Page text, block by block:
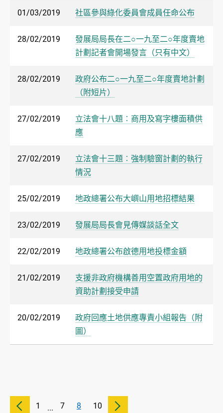
01/03/2019 社區參與綠化委員會成員任命公布
28/02/2019
發展局局長在二○一九至二○年度賣地
計劃記者會開場發言（只有中文）
28/02/2019
政府公布二○一九至二○年度賣地計劃
（附短片）
27/02/2019
立法會十八題︰商用及寫字樓面積供
應
27/02/2019
立法會十三題︰強制驗窗計劃的執行
情況
25/02/2019 地政總署公布大嶼山用地招標結果
23/02/2019 發展局局長會見傳媒談話全文
22/02/2019 地政總署公布啟德用地投標金額
21/02/2019
支援非政府機構善用空置政府用地的
資助計劃接受申請
20/02/2019
政府回應土地供應專責小組報告（附
圖）
1 ... 7 8 10